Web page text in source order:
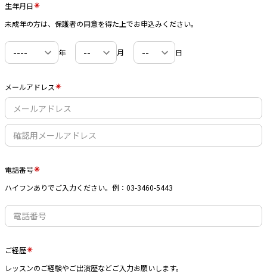
生年月日
未成年の方は、保護者の同意を得た上でお申込みください。
年 月 日
メールアドレス
電話番号
ハイフンありでご入力ください。例：03-3460-5443
ご経歴
レッスンのご経験やご出演歴などご入力お願いします。